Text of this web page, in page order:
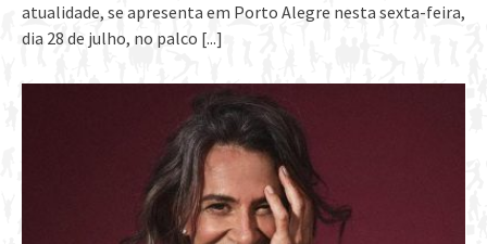
atualidade, se apresenta em Porto Alegre nesta sexta-feira,
dia 28 de julho, no palco [...]